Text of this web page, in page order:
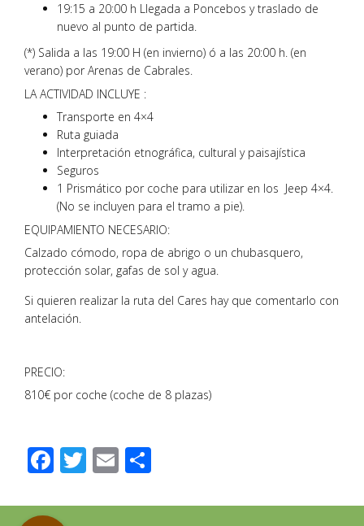
19:15 a 20:00 h Llegada a Poncebos y traslado de
nuevo al punto de partida.
(*) Salida a las 19:00 H (en invierno) ó a las 20:00 h. (en
verano) por Arenas de Cabrales.
LA ACTIVIDAD INCLUYE :
Transporte en 4×4
Ruta guiada
Interpretación etnográfica, cultural y paisajística
Seguros
1 Prismático por coche para utilizar en los Jeep 4×4.
(No se incluyen para el tramo a pie).
EQUIPAMIENTO NECESARIO:
Calzado cómodo, ropa de abrigo o un chubasquero,
protección solar, gafas de sol y agua.
Si quieren realizar la ruta del Cares hay que comentarlo con
antelación.
PRECIO:
810€ por coche (coche de 8 plazas)
Facebook
Twitter
Email